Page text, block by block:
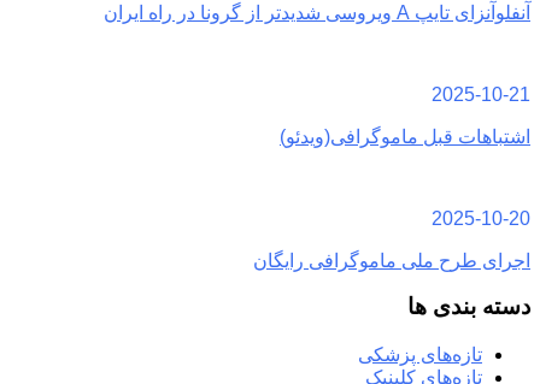
آنفلوآنزای تایپ A ویروسی شدیدتر از گرونا در راه ایران
2025-10-21
اشتباهات قبل ماموگرافی(ویدئو)
2025-10-20
اجرای طرح ملی ماموگرافی رایگان
دسته بندی ها
تازه‌های پزشکی
تازه‌های کلینیک